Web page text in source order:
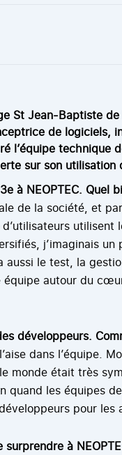
St Jean-Baptiste
de logiciels,
l’équipe technique
sur son utilisation
à NEOPTEC. Quel
de la société, et
utilisent
j’imaginais
le test, la
autour du
développeurs.
dans l’équipe.
monde était très
quand les équipes
pour les
à